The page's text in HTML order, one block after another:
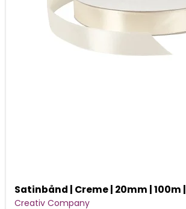
Satinbånd | Creme | 20mm | 100m |
Creativ Company